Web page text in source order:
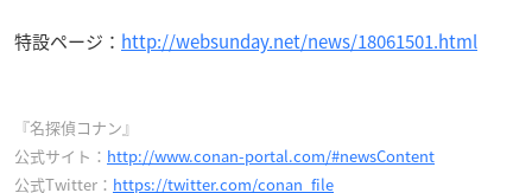
特設ページ： http://websunday.net/news/18061501.html
『名探偵コナン』
公式サイト： http://www.conan-portal.com/#newsContent
公式Twitter： https://twitter.com/conan_file